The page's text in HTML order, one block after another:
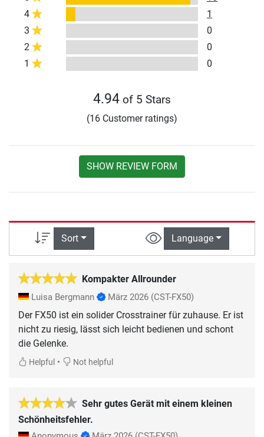
4
1
3
0
2
0
1
0
4.94 of 5 Stars
(16 Customer ratings)
SHOW REVIEW FORM
Sort Language
Kompakter Allrounder
Luisa Bergmann März 2026 (CST-FX50)
Der FX50 ist ein solider Crosstrainer für zuhause. Er ist
nicht zu riesig, lässt sich leicht bedienen und schont
die Gelenke.
Helpful • Not helpful
Sehr gutes Gerät mit einem kleinen
Schönheitsfehler.